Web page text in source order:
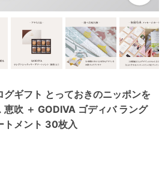
グギフト とっておきのニッポンを
吹 ＋ GODIVA ゴディバ ラング
トメント 30枚入